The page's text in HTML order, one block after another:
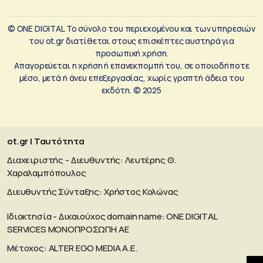
© ONE DIGITAL Το σύνολο του περιεχομένου και των υπηρεσιών
του ot.gr διατίθεται στους επισκέπτες αυστηρά για
προσωπική χρήση.
Απαγορεύεται η χρήση ή επανεκπομπή του, σε οποιοδήποτε
μέσο, μετά ή άνευ επεξεργασίας, χωρίς γραπτή άδεια του
εκδότη. © 2025
ot.gr | Ταυτότητα
Διαχειριστής - Διευθυντής: Λευτέρης Θ.
Χαραλαμπόπουλος
Διευθυντής Σύνταξης: Χρήστος Κολώνας
Ιδιοκτησία - Δικαιούχος domain name: ΟΝΕ DIGITAL
SERVICES MONOΠΡΟΣΩΠΗ ΑΕ
Μέτοχος: ALTER EGO MEDIA A.E.